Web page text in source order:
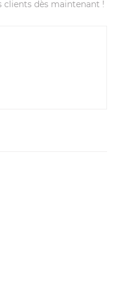
clients dès maintenant !